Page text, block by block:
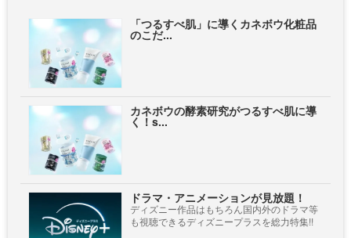
「つるすべ肌」に導くカネボウ化粧品
のこだ...
カネボウの酵素研究がつるすべ肌に導
く！s...
ドラマ・アニメーションが見放題！
ディズニー作品はもちろん国内外のドラマ等
も視聴できるディズニープラスを総力特集!!